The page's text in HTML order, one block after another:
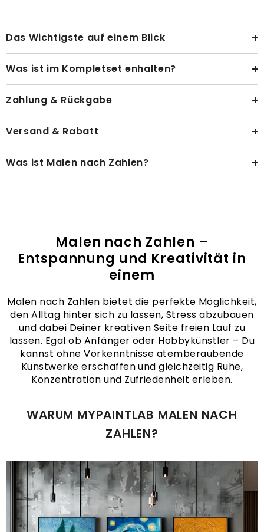
Das Wichtigste auf einem Blick
Was ist im Kompletset enhalten?
Zahlung & Rückgabe
Versand & Rabatt
Was ist Malen nach Zahlen?
Malen nach Zahlen –
Entspannung und Kreativität in
einem
Malen nach Zahlen bietet die perfekte Möglichkeit,
den Alltag hinter sich zu lassen, Stress abzubauen
und dabei Deiner kreativen Seite freien Lauf zu
lassen. Egal ob Anfänger oder Hobbykünstler – Du
kannst ohne Vorkenntnisse atemberaubende
Kunstwerke erschaffen und gleichzeitig Ruhe,
Konzentration und Zufriedenheit erleben.
WARUM MYPAINTLAB MALEN NACH
ZAHLEN?